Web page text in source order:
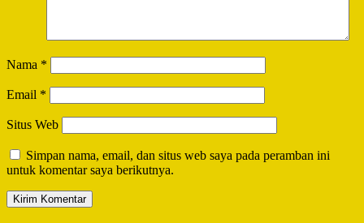
Nama *
Email *
Situs Web
Simpan nama, email, dan situs web saya pada peramban ini
untuk komentar saya berikutnya.